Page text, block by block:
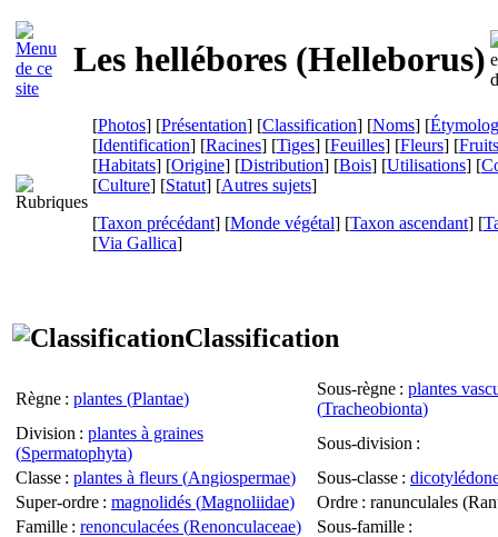
Les hellébores (Helleborus)
[Photos] [Présentation] [Classification] [Noms] [
[Identification] [Racines] [Tiges] [Feuilles] [Fleurs] [Fruits
[Habitats] [Origine] [Distribution] [Bois] [Utilisations] [
[Culture] [Statut] [Autres sujets]
[Taxon précédant] [Monde végétal] [Taxon ascendant] [
[Via Gallica]
Classification
Règne : plantes (Plantae)
Sous-règne : plantes
(Tracheobionta)
Division : plantes à graines
(Spermatophyta)
Sous-division :
Classe : plantes à fleurs (Angiospermae) Sous-classe :
Super-ordre : magnolidés (Magnoliidae) Ordre : ranunculales (
Famille : renonculacées (Renonculaceae) Sous-famille :